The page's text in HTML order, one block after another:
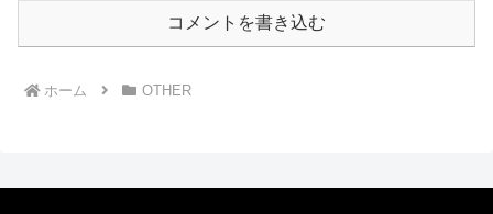
コメントを書き込む
ホーム OTHER